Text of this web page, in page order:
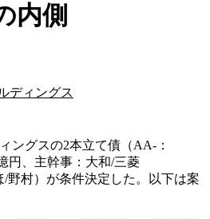
内側
ディングス
ングスの2本立て債（AA-：
円、主幹事：大和/三菱
/野村）が条件決定した。以下は案